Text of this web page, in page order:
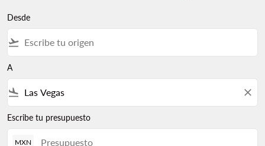
Desde
flight_takeoff
A
flight_land close
Escribe tu presupuesto
MXN